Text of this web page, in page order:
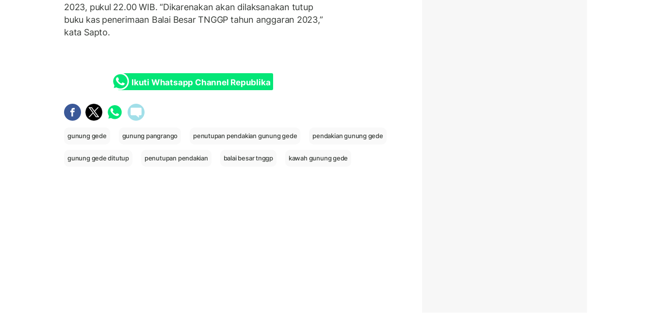
2023, pukul 22.00 WIB. “Dikarenakan akan dilaksanakan tutup
buku kas penerimaan Balai Besar TNGGP tahun anggaran 2023,”
kata Sapto.
Ikuti Whatsapp Channel Republika
gunung gede gunung pangrango penutupan pendakian gunung gede pendakian gunung gede
gunung gede ditutup penutupan pendakian balai besar tnggp kawah gunung gede